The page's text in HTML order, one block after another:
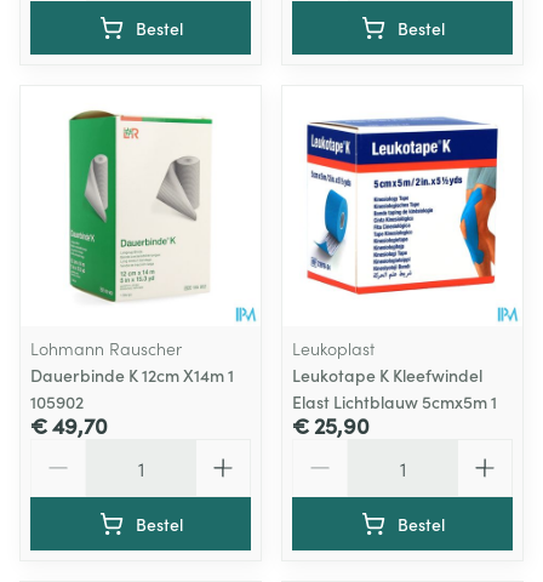
Bestel Bestel
Lohmann Rauscher
Dauerbinde K 12cm X14m 1
105902
€ 49,70
Bestel
Leukoplast
Leukotape K Kleefwindel
Elast Lichtblauw 5cmx5m 1
€ 25,90
Bestel